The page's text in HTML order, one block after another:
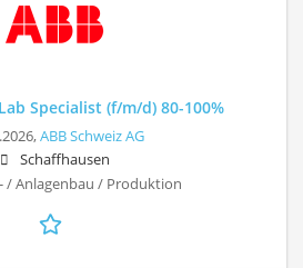
Specialist (f/m/d) 80-100%
ABB Schweiz AG
Schaffhausen
/ Anlagenbau / Produktion